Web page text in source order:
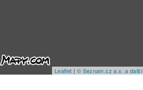
Leaflet | © Seznam.cz a.s. a další